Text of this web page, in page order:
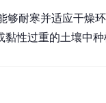
耐寒并适应干燥
性过重的土壤中种